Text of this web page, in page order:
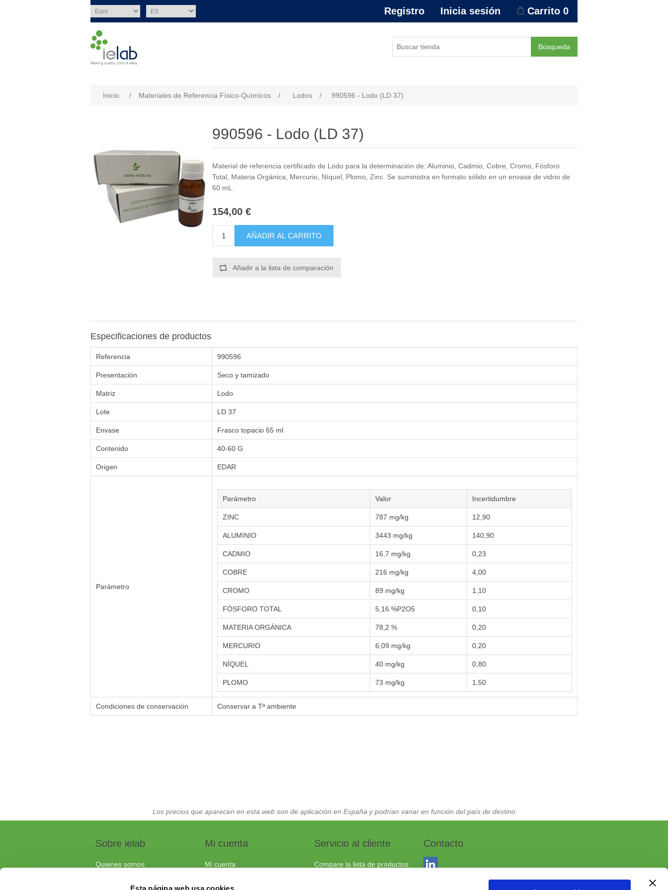
Esta página web usa cookies
Registro Inicia sesión Carrito 0
Búsqueda
Inicio / Materiales de Referencia Físico-Químicos / Lodos / 990596 - Lodo (LD 37)
990596 - Lodo (LD 37)
Material de referencia certificado de Lodo para la determinación de: Aluminio, Cadmio, Cobre, Cromo, Fósforo
Total, Materia Orgánica, Mercurio, Níquel, Plomo, Zinc. Se suministra en formato sólido en un envase de vidrio de
60 mL.
154,00 €
AÑADIR AL CARRITO
Añadir a la lista de comparación
Especificaciones de productos
Referencia 990596
Presentación Seco y tamizado
Matriz Lodo
Lote LD 37
Envase Frasco topacio 65 ml
Contenido 40-60 G
Origen EDAR
Parámetro
Parámetro Valor Incertidumbre
ZINC 787 mg/kg 12,90
ALUMINIO 3443 mg/kg 140,90
CADMIO 16,7 mg/kg 0,23
COBRE 216 mg/kg 4,00
CROMO 89 mg/kg 1,10
FÓSFORO TOTAL 5,16 %P2O5 0,10
MATERIA ORGÁNICA 78,2 % 0,20
MERCURIO 6,09 mg/kg 0,20
NÍQUEL 40 mg/kg 0,80
PLOMO 73 mg/kg 1,50
Condiciones de conservación Conservar a Tª ambiente
Los precios que aparecen en esta web son de aplicación en España y podrían variar en función del país de destino
Sobre ielab
Quienes somos
Mi cuenta
Mi cuenta
Servicio al cliente
Compare la lista de productos
Contacto